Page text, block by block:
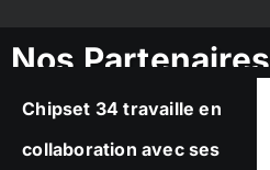
Nos Partenaires
Chipset 34 travaille en
collaboration avec ses